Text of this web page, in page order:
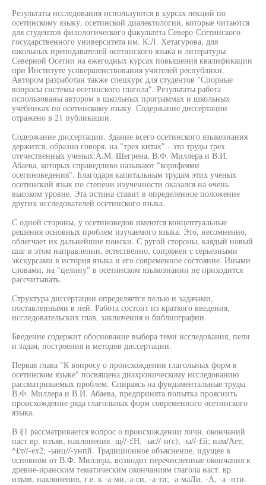
Результаты исследования используются в курсах лекций по
осетинскому языку, осетинской диалектологии, которые читаются
для студентов филологического факультета Северо-Ссетинского
государственного университета им. К.Л. Хетагурова, для
школьных преподавателей осетинского языка и литературы
Северной Осетии на ежегодных курсах повышения квалификации
при Институте усовершенствования учителей республики.
Автором разработан также спецкурс для студентов "Спорные
вопросы системы осетинского глагола". Результаты работа
использованы автором в школьных программах и школьных
учебниках по осетинскому языку. Содержание диссертации
отражено в 21 публикации.
Содержание диссертации. Здание всего осетинского языкознания
держится, образно говоря, на "трех китах" - это труды трех
отечественных ученых:А.М. Шегрена, В.Ф. Миллера и В.И.
Абаева, которых справедливо называют "корифеями
осегиноведения". Благодаря капитальным трудам этих ученых
осетинский язык по степени изученности оказался на очень
высоком уровне. Эта истина ставит в определенное положение
других исследователей осетинского языка.
С одной стороны, у осетиноведов имеются концептуальные
решения основных проблем изучаемого языка. Это, несомненно,
облегчает их дальнейшие поиски. С ругой стороны, каядый новый
шаг в этом направлении, естественно, сопряжен с серьезными
экскурсами в история языка и его современное состояние. Иными
словами, на "целину" в осетинском языкознании не приходится
рассчитывать.
Структура диссертации определяется пелью и задачами,
поставленными в ней. Работа состоит из краткого введения,
исследовательских глав, заключения и библиографии.
Бведение содержит обоснование выбора теми исследования, пели
и задач, построения и методов диссертации.
Первая глава "К вопросу о происхождении глагольных форм в
осетинском языке" посвящена диахроническому исследованию
рассматриваемых проблем. Спираясь на фундаментальные труды
В.Ф. Миллера и В.И. Абаева, предпринята попытка прояснить
происхождение ряда глагольных форм современного осетинского
языка.
В §1 рассматривается вопрос о происхождении личн. окончаний
наст вр. изъяв, наклонения -щ//-£Н, -ыс//-и(с), -ы//-£й; нам/Ает,
^£т//-ех2; -ынц//-унпй. Традиционное объяснение, идущее в
основном от В.Ф. Миллера, возводит перечисленные окончания к
древне-иранским тематическим окончаниям глагола наст. вр.
изъяв, наклонения, т.е. к -а-ми,-а-си, -а-ти; -а-маЛи. -А, -а -нти.